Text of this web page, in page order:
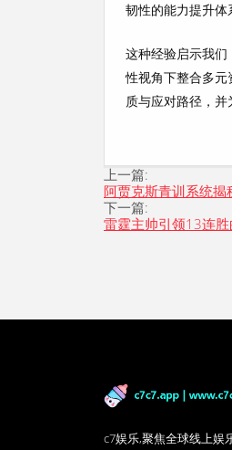
韧性的能力提升体
这种经验启示我
性视角下整合多
质与应对路径，并
上一篇:
阿贾克斯青训系统
下一篇:
雷霆主帅引领13连
c7娱乐,聚焦全球线上娱